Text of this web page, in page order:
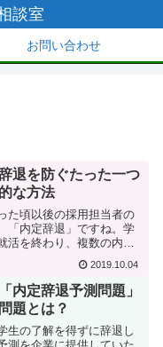
談室
お問い合わせ
退を防ぐたった一つ
な方法
た頃以後の採用担当者の
「内定辞退」ですね。学
活を終わり、複数の内定
らです。企業としては、
生には何とかして来ても
ことであの...
2019.10.04
内定辞退予測問題」
題とは？
生の了解を得ずに辞退し